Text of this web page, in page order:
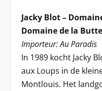
Jacky Blot –
Domaine de la Butte
Importeur: Au Paradis
In 1989 kocht Jacky
aux Loups in de
Montlouis. Het